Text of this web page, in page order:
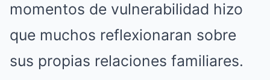
momentos de vulnerabilidad hizo
que muchos reflexionaran sobre
sus propias relaciones familiares.